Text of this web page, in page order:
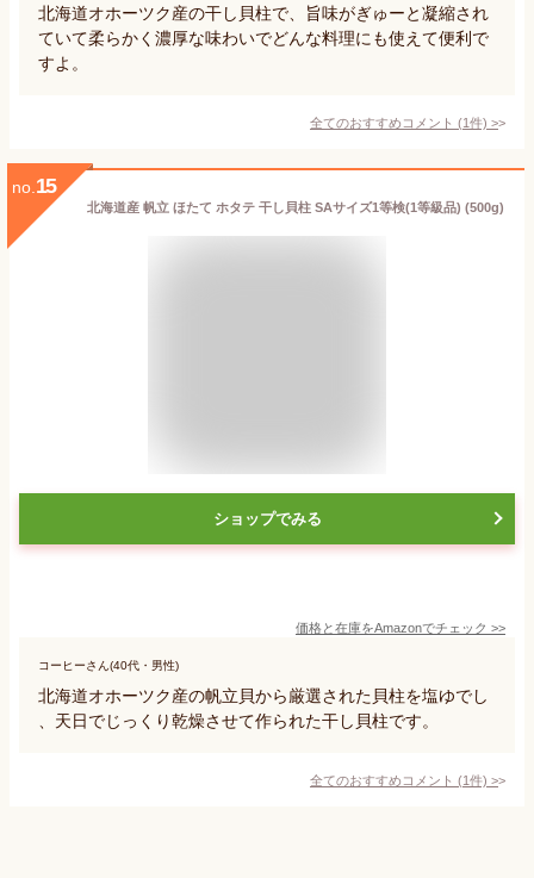
北海道オホーツク産の干し貝柱で、旨味がぎゅーと凝縮され
ていて柔らかく濃厚な味わいでどんな料理にも使えて便利で
すよ。
全てのおすすめコメント (1件) >
no. 15
北海道産 帆立 ほたて ホタテ 干し貝柱 SAサイズ1等検(1等級品) (500g)
ショップでみる
価格と在庫をAmazonでチェック >>
コーヒーさん(40代・男性)
北海道オホーツク産の帆立貝から厳選された貝柱を塩ゆでし
、天日でじっくり乾燥させて作られた干し貝柱です。
全てのおすすめコメント (1件) >